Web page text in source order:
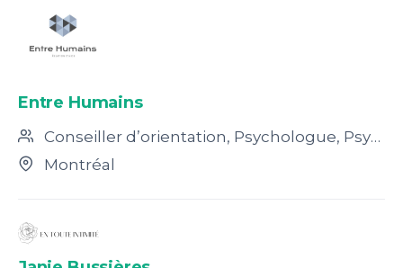
Entre Humains
Conseiller d’orientation, Psychologue, Psychoéducateur, Sexologue, Travailleur social, Autre, Doctorant en Psychologie, Hypnothérapeute, Intervenant psychosocial, Psychothérapeute
Montréal